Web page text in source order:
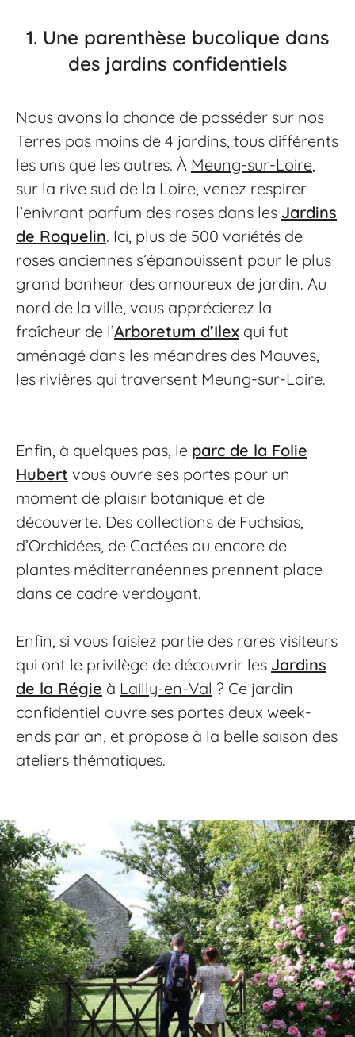
1. Une parenthèse bucolique dans
des jardins confidentiels
Nous avons la chance de posséder sur nos
Terres pas moins de 4 jardins, tous différents
les uns que les autres. À Meung-sur-Loire,
sur la rive sud de la Loire, venez respirer
l’enivrant parfum des roses dans les Jardins
de Roquelin. Ici, plus de 500 variétés de
roses anciennes s’épanouissent pour le plus
grand bonheur des amoureux de jardin. Au
nord de la ville, vous apprécierez la
fraîcheur de l’Arboretum d’Ilex qui fut
aménagé dans les méandres des Mauves,
les rivières qui traversent Meung-sur-Loire.
Enfin, à quelques pas, le parc de la Folie
Hubert vous ouvre ses portes pour un
moment de plaisir botanique et de
découverte. Des collections de Fuchsias,
d’Orchidées, de Cactées ou encore de
plantes méditerranéennes prennent place
dans ce cadre verdoyant.
Enfin, si vous faisiez partie des rares visiteurs
qui ont le privilège de découvrir les Jardins
de la Régie à Lailly-en-Val ? Ce jardin
confidentiel ouvre ses portes deux week-
ends par an, et propose à la belle saison des
ateliers thématiques.